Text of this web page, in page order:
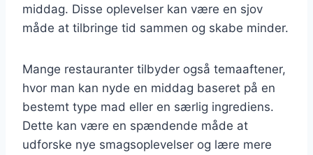
middag. Disse oplevelser kan være en sjov
måde at tilbringe tid sammen og skabe minder.
Mange restauranter tilbyder også temaaftener,
hvor man kan nyde en middag baseret på en
bestemt type mad eller en særlig ingrediens.
Dette kan være en spændende måde at
udforske nye smagsoplevelser og lære mere